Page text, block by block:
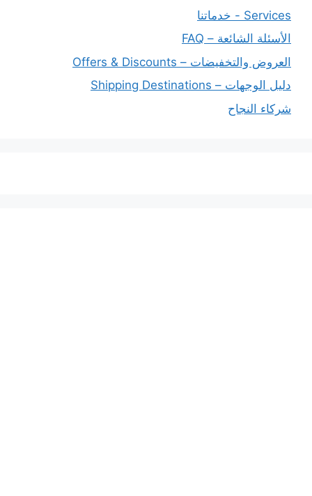
Services - خدماتنا
الأسئلة الشائعة – FAQ
العروض والتخفيضات – Offers & Discounts
دليل الوجهات – Shipping Destinations
شركاء النجاح